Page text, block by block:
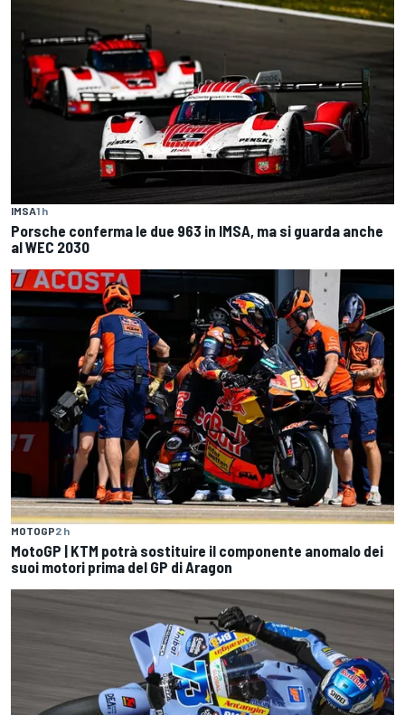
IMSA1 h
Porsche conferma le due 963 in IMSA, ma si guarda anche
al WEC 2030
MOTOGP2 h
MotoGP | KTM potrà sostituire il componente anomalo dei
suoi motori prima del GP di Aragon